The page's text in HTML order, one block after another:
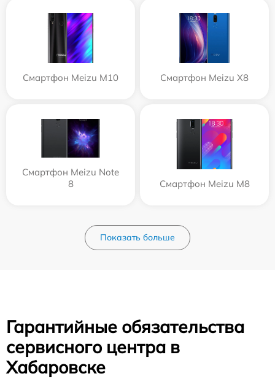
Смартфон Meizu M10 Смартфон Meizu X8
Смартфон Meizu Note
8
Смартфон Meizu M8
Показать больше
Гарантийные обязательства
сервисного центра в
Хабаровске